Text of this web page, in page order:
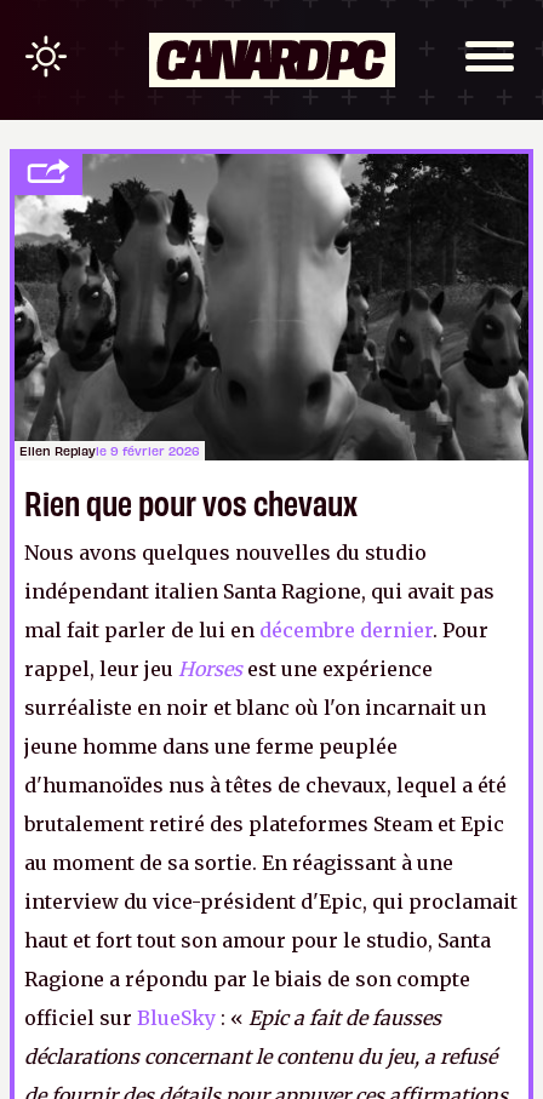
Ellen Replayle 9 février 2026
Rien que pour vos chevaux
Nous avons quelques nouvelles du studio
indépendant italien Santa Ragione, qui avait pas
mal fait parler de lui en décembre dernier. Pour
rappel, leur jeu Horsesest une expérience
surréaliste en noir et blanc où l'on incarnait un
jeune homme dans une ferme peuplée
d'humanoïdes nus à têtes de chevaux, lequel a été
brutalement retiré des plateformes Steam et Epic
au moment de sa sortie. En réagissant à une
interview du vice-président d'Epic, qui proclamait
haut et fort tout son amour pour le studio, Santa
Ragione a répondu par le biais de son compte
officiel sur BlueSky : « Epic a fait de fausses
déclarations concernant le contenu du jeu, a refusé